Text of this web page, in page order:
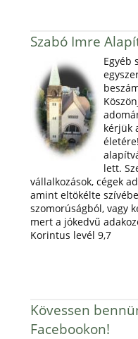
Szabó Imre
Egyéb
kérjük
lett.
vállalkozások, cégek
amint eltökélte
szomorúságból, vagy
mert a jókedvű
Korintus levél 9,7
Kövessen
Facebookon!